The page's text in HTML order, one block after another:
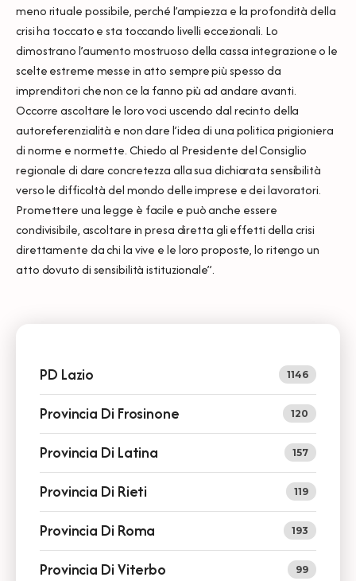
meno rituale possibile, perché l’ampiezza e la profondità della
crisi ha toccato e sta toccando livelli eccezionali. Lo
dimostrano l’aumento mostruoso della cassa integrazione o le
scelte estreme messe in atto sempre più spesso da
imprenditori che non ce la fanno più ad andare avanti.
Occorre ascoltare le loro voci uscendo dal recinto della
autoreferenzialità e non dare l’idea di una politica prigioniera
di norme e normette. Chiedo al Presidente del Consiglio
regionale di dare concretezza alla sua dichiarata sensibilità
verso le difficoltà del mondo delle imprese e dei lavoratori.
Promettere una legge è facile e può anche essere
condivisibile, ascoltare in presa diretta gli effetti della crisi
direttamente da chi la vive e le loro proposte, lo ritengo un
atto dovuto di sensibilità istituzionale”.
PD Lazio 1146
Provincia Di Frosinone 120
Provincia Di Latina 157
Provincia Di Rieti 119
Provincia Di Roma 193
Provincia Di Viterbo 99